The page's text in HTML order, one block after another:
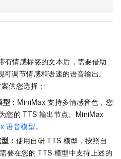
有情感标签的文本后，需要借助
调节情感和语速的语音输出。
供您选择：
型 ：MiniMax 支持多情感音色，您
您的 TTS 输出节点。MiniMax
语音模型。
： 使用自研 TTS 模型，按照自
要在您的 TTS 模型中支持上述的